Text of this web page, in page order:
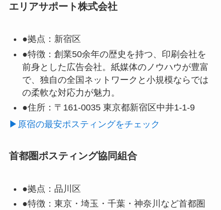
エリアサポート株式会社
●拠点： 新宿区
●特徴： 創業50余年の歴史を持つ、印刷会社を
前身とした広告会社。紙媒体のノウハウが豊富
で、独自の全国ネットワークと小規模ならでは
の柔軟な対応力が魅力。
●住所： 〒161-0035 東京都新宿区中井1-1-9
▶原宿の最安ポスティングをチェック
首都圏ポスティング協同組合
●拠点： 品川区
●特徴： 東京・埼玉・千葉・神奈川など首都圏